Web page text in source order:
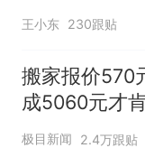
中国的荣耀吗
王小东 230跟贴
搬家报价570
成5060元才
子傻眼
极目新闻 2.4万跟贴